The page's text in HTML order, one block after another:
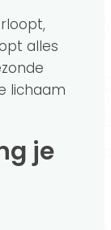
alles
lichaam